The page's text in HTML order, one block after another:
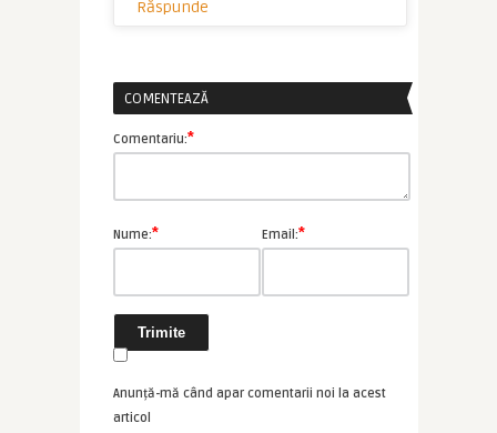
Răspunde
COMENTEAZĂ
Comentariu:*
Nume:* Email:*
Anunță-mă când apar comentarii noi la acest
articol